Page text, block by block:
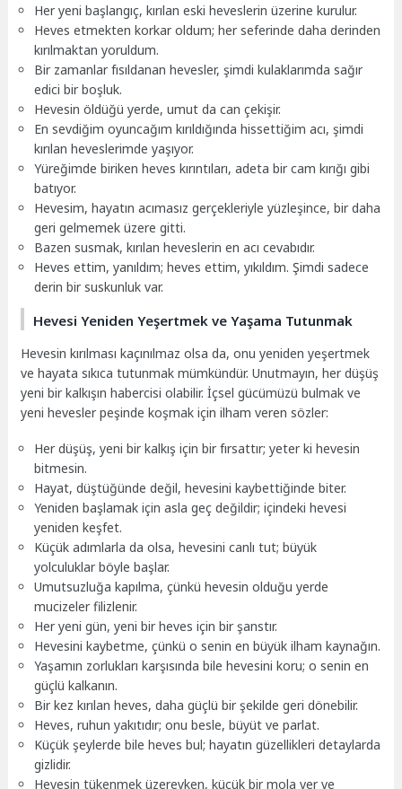
Her yeni başlangıç, kırılan eski heveslerin üzerine kurulur.
Heves etmekten korkar oldum; her seferinde daha derinden
kırılmaktan yoruldum.
Bir zamanlar fısıldanan hevesler, şimdi kulaklarımda sağır
edici bir boşluk.
Hevesin öldüğü yerde, umut da can çekişir.
En sevdiğim oyuncağım kırıldığında hissettiğim acı, şimdi
kırılan heveslerimde yaşıyor.
Yüreğimde biriken heves kırıntıları, adeta bir cam kırığı gibi
batıyor.
Hevesim, hayatın acımasız gerçekleriyle yüzleşince, bir daha
geri gelmemek üzere gitti.
Bazen susmak, kırılan heveslerin en acı cevabıdır.
Heves ettim, yanıldım; heves ettim, yıkıldım. Şimdi sadece
derin bir suskunluk var.
Hevesi Yeniden Yeşertmek ve Yaşama Tutunmak
Hevesin kırılması kaçınılmaz olsa da, onu yeniden yeşertmek
ve hayata sıkıca tutunmak mümkündür. Unutmayın, her düşüş
yeni bir kalkışın habercisi olabilir. İçsel gücümüzü bulmak ve
yeni hevesler peşinde koşmak için ilham veren sözler:
Her düşüş, yeni bir kalkış için bir fırsattır; yeter ki hevesin
bitmesin.
Hayat, düştüğünde değil, hevesini kaybettiğinde biter.
Yeniden başlamak için asla geç değildir; içindeki hevesi
yeniden keşfet.
Küçük adımlarla da olsa, hevesini canlı tut; büyük
yolculuklar böyle başlar.
Umutsuzluğa kapılma, çünkü hevesin olduğu yerde
mucizeler filizlenir.
Her yeni gün, yeni bir heves için bir şanstır.
Hevesini kaybetme, çünkü o senin en büyük ilham kaynağın.
Yaşamın zorlukları karşısında bile hevesini koru; o senin en
güçlü kalkanın.
Bir kez kırılan heves, daha güçlü bir şekilde geri dönebilir.
Heves, ruhun yakıtıdır; onu besle, büyüt ve parlat.
Küçük şeylerde bile heves bul; hayatın güzellikleri detaylarda
gizlidir.
Hevesin tükenmek üzereyken, küçük bir mola ver ve